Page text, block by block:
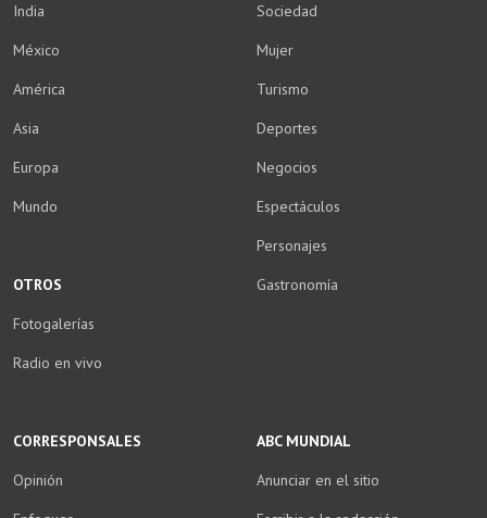
India
México
América
Asia
Europa
Mundo
Sociedad
Mujer
Turismo
Deportes
Negocios
Espectáculos
Personajes
Gastronomía
CORRESPONSALES
Opinión
OTROS
Fotogalerías
Radio en vivo
ABC MUNDIAL
Anunciar en el sitio